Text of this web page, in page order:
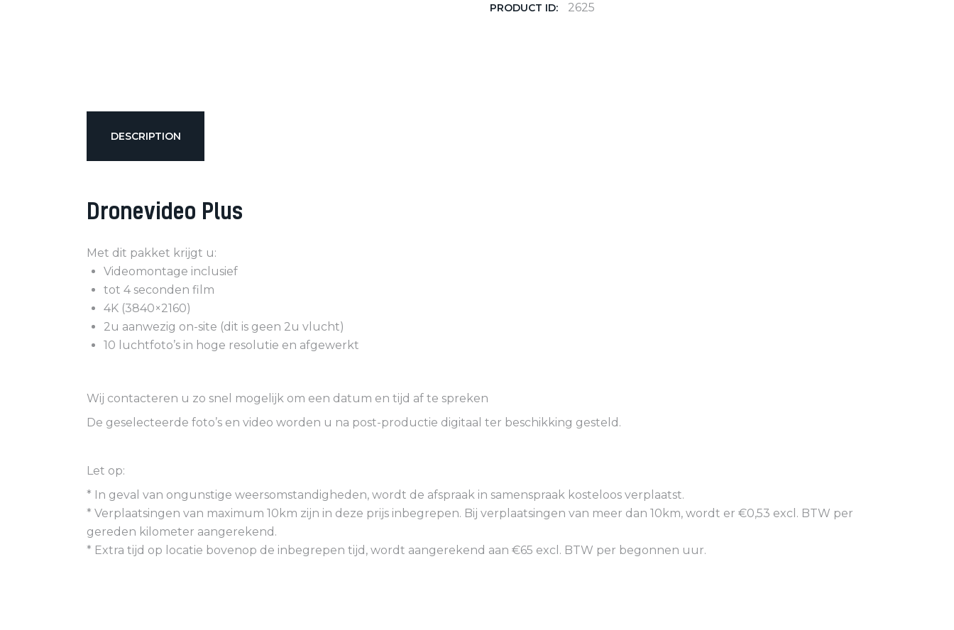
PRODUCT ID: 2625
DESCRIPTION
Dronevideo Plus
Met dit pakket krijgt u:
Videomontage inclusief
tot 4 seconden film
4K (3840×2160)
2u aanwezig on-site (dit is geen 2u vlucht)
10 luchtfoto’s in hoge resolutie en afgewerkt
Wij contacteren u zo snel mogelijk om een datum en tijd af te spreken
De geselecteerde foto’s en video worden u na post-productie digitaal ter beschikking gesteld.
Let op:
* In geval van ongunstige weersomstandigheden, wordt de afspraak in samenspraak kosteloos verplaatst.
* Verplaatsingen van maximum 10km zijn in deze prijs inbegrepen. Bij verplaatsingen van meer dan 10km, wordt er €0,53 excl. BTW per
gereden kilometer aangerekend.
* Extra tijd op locatie bovenop de inbegrepen tijd, wordt aangerekend aan €65 excl. BTW per begonnen uur.